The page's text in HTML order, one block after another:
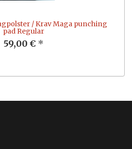
/ Krav Maga punching
pad Regular
59,00 € *